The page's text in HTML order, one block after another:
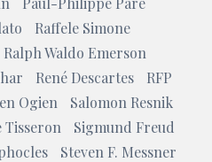
Raffele Simone
Ralph Waldo Emerson
René Descartes
RFP
Ogien
Salomon Resnik
Tisseron
Sigmund Freud
Steven F. Messner